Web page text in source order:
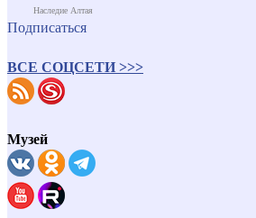
Наследие Алтая
Подписаться
ВСЕ СОЦСЕТИ >>>
Музей